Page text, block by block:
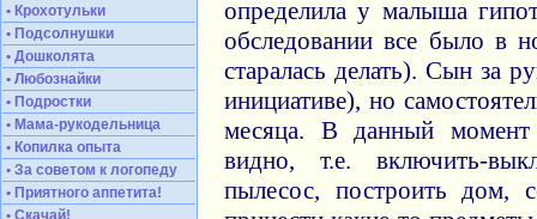
• Крохотульки
• Подсолнушки
• Дошколята
• Любознайки
• Подростки
• Мама-рукодельница
• Копилка опыта
• За советом к логопеду
• Приятного аппетита!
• Скачай!
определила у малыша
обследовании все было в
старалась делать). Сын за
инициативе), но
месяца. В данный момент
видно, т.е. включить-
пылесос, построить дом,